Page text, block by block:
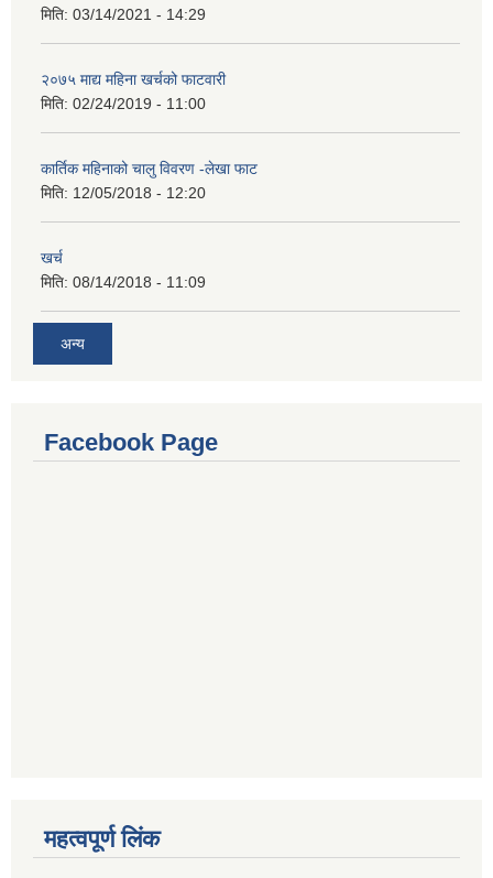
मिति: 03/14/2021 - 14:29
२०७५ माद्य महिना खर्चको फाटवारी
मिति: 02/24/2019 - 11:00
कार्तिक महिनाको चालु विवरण -लेखा फाट
मिति: 12/05/2018 - 12:20
खर्च
मिति: 08/14/2018 - 11:09
अन्य
Facebook Page
महत्वपूर्ण लिंक